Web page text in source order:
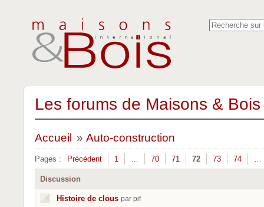
Les forums de Maisons &
Accueil » Auto-construction
Pages : Précédent 1 … 70 71 72 73 74 …
Discussion
Histoire de clous par pif